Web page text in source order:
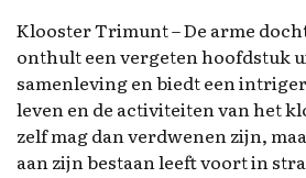
Klooster Trimunt – De arme
onthult een vergeten hoofdstuk
samenleving en biedt een
leven en de activiteiten van het
zelf mag dan verdwenen zijn,
aan zijn bestaan leeft voort in